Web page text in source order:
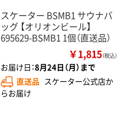
スケーター BSMB1 サウナバ
ッグ 【オリオンビール】
695629-BSMB1 1個（直送品）
￥1,815（税込）
お届け日：8月24日（月）まで
直送品 スケーター公式店か
らお届け